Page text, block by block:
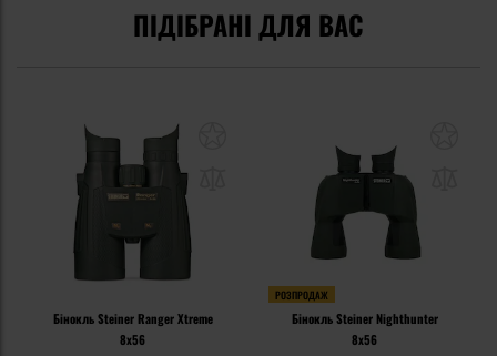
ПІДІБРАНІ ДЛЯ ВАС
Бінокль Steiner Ranger Xtreme
8x56
РОЗПРОДАЖ
Бінокль Steiner Nighthunter
8x56